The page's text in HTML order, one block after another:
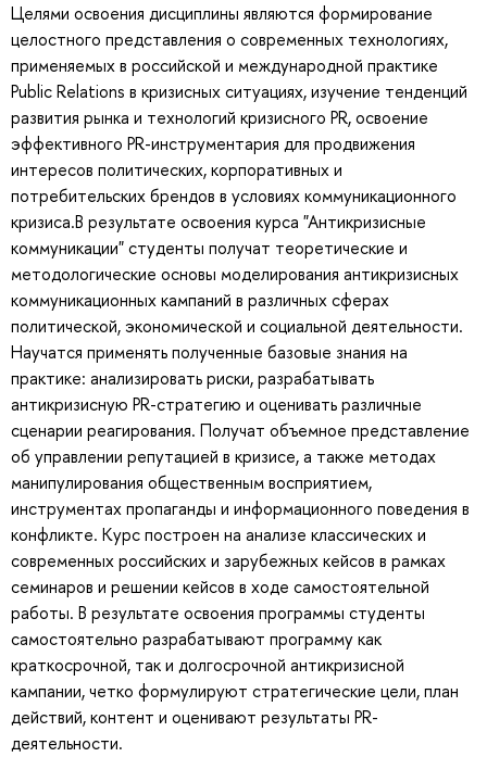
Целями освоения дисциплины являются формирование
целостного представления о современных технологиях,
применяемых в российской и международной практике
Public Relations в кризисных ситуациях, изучение тенденций
развития рынка и технологий кризисного PR, освоение
эффективного PR-инструментария для продвижения
интересов политических, корпоративных и
потребительских брендов в условиях коммуникационного
кризиса.В результате освоения курса "Антикризисные
коммуникации" студенты получат теоретические и
методологические основы моделирования антикризисных
коммуникационных кампаний в различных сферах
политической, экономической и социальной деятельности.
Научатся применять полученные базовые знания на
практике: анализировать риски, разрабатывать
антикризисную PR-стратегию и оценивать различные
сценарии реагирования. Получат объемное представление
об управлении репутацией в кризисе, а также методах
манипулирования общественным восприятием,
инструментах пропаганды и информационного поведения в
конфликте. Курс построен на анализе классических и
современных российских и зарубежных кейсов в рамках
семинаров и решении кейсов в ходе самостоятельной
работы. В результате освоения программы студенты
самостоятельно разрабатывают программу как
краткосрочной, так и долгосрочной антикризисной
кампании, четко формулируют стратегические цели, план
действий, контент и оценивают результаты PR-
деятельности.